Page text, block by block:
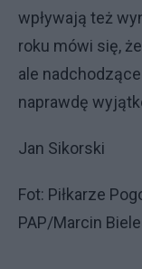
wpływają też
roku mówi się,
ale
naprawdę
Jan Sikorski
Fot: Piłkarze
PAP/Marcin